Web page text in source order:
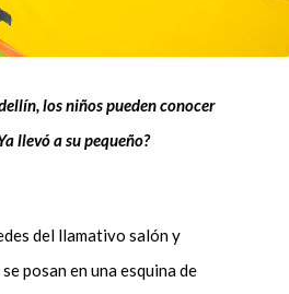
los niños pueden conocer
llevó a su pequeño?
del llamativo salón y
posan en una esquina de